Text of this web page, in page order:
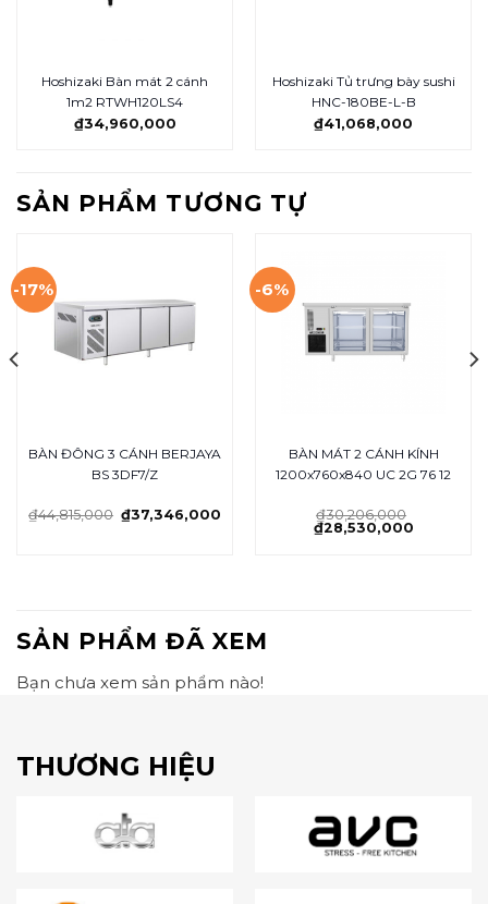
Hoshizaki Bàn mát 2 cánh
1m2 RTWH120LS4
₫34,960,000
Hoshizaki Tủ trưng bày sushi
HNC-180BE-L-B
₫41,068,000
SẢN PHẨM TƯƠNG TỰ
-17%
BÀN ĐÔNG 3 CÁNH BERJAYA
BS 3DF7/Z
₫44,815,000 ₫37,346,000
-6%
BÀN MÁT 2 CÁNH KÍNH
1200x760x840 UC 2G 76 12
₫30,206,000
₫28,530,000
SẢN PHẨM ĐÃ XEM
Bạn chưa xem sản phẩm nào!
THƯƠNG HIỆU